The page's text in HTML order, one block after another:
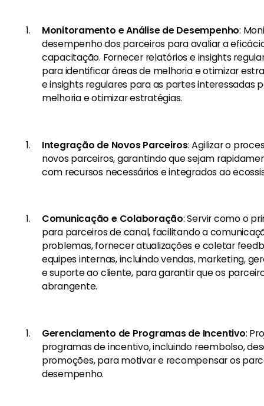
Monitoramento e Análise de Desempenho:
desempenho dos parceiros para avaliar a
capacitação. Fornecer relatórios e insights
para identificar áreas de melhoria e otimizar
e insights regulares para as partes interessadas
melhoria e otimizar estratégias.
Integração de Novos Parceiros: Agilizar o
novos parceiros, garantindo que sejam
com recursos necessários e integrados ao
Comunicação e Colaboração: Servir como o
para parceiros de canal, facilitando a
problemas, fornecer atualizações e coletar
equipes internas, incluindo vendas, marketing,
e suporte ao cliente, para garantir que os
abrangente.
Gerenciamento de Programas de Incentivo:
programas de incentivo, incluindo reembolso,
promoções, para motivar e recompensar os
desempenho.